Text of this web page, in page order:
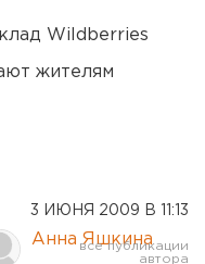
Wildberries
жителям
3 ИЮНЯ 2009 В 11:13
Анна Яшкина